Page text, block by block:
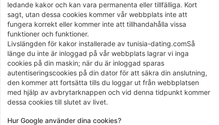
ledande kakor och kan vara permanenta eller tillfälliga. Kort
sagt, utan dessa cookies kommer vår webbplats inte att
fungera korrekt eller kommer inte att tillhandahålla vissa
funktioner och funktioner.
Livslängden för kakor installerade av tunisia-dating.comSå
länge du inte är inloggad på vår webbplats lagrar vi inga
cookies på din maskin; när du är inloggad sparas
autentiseringscookies på din dator för att säkra din anslutning,
den kommer att fortsätta tills du loggar ut från webbplatsen
med hjälp av avbrytarknappen och vid denna tidpunkt kommer
dessa cookies till slutet av livet.
Hur Google använder dina cookies?